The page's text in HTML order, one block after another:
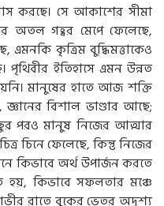
করছে। সে আকাশের সীমা
অতল গহ্বর মেপে ফেলেছে,
এমনকি কৃত্রিম বুদ্ধিমত্তাকেও
পৃথিবীর ইতিহাসে এমন উন্নত
মানুষের হাতে আজ শক্তি
বিশাল ভাণ্ডার আছে;
পরও মানুষ নিজের আত্মার
চিনে ফেলেছে, কিন্তু নিজের
কিভাবে অর্থ উপার্জন করতে
হয়, কিভাবে সফলতার মঞ্চে
রাতে বুকের ভেতর অদৃশ্য